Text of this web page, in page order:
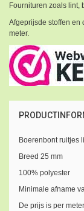
Fournituren zoals lint,
Afgeprijsde stoffen en
meter.
Boerenbont ruitjes
Breed 25 mm
100% polyester
Minimale afname
De prijs is per